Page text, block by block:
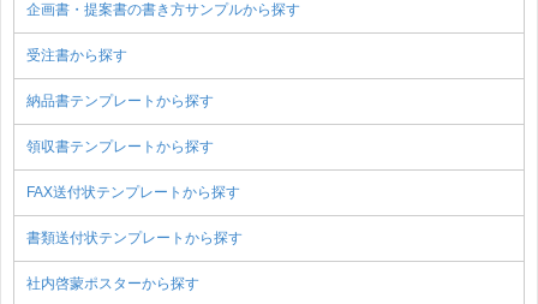
企画書・提案書の書き方サンプルから探す
受注書から探す
納品書テンプレートから探す
領収書テンプレートから探す
FAX送付状テンプレートから探す
書類送付状テンプレートから探す
社内啓蒙ポスターから探す